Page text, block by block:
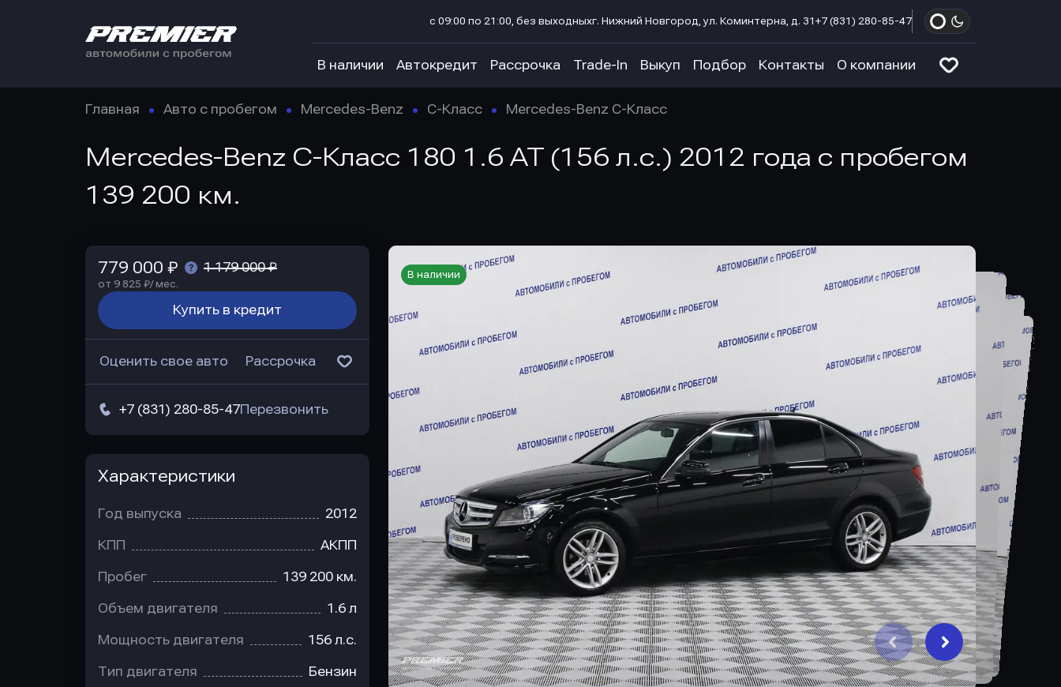
с 09:00 по 21:00, без выходныхг. Нижний Новгород, ул. Коминтерна, д. 31 +7 (831) 280-85-47
В наличии Автокредит Рассрочка Trade-In Выкуп Подбор Контакты О компании
Главная Авто с пробегом Mercedes-Benz C-Класс Mercedes-Benz C-Класс
Mercedes-Benz C-Класс 180 1.6 AT (156 л.с.) 2012 года с пробегом
139 200 км.
В наличии
779 000 ₽ 1 179 000 ₽
от 9 825 ₽/ мес.
Купить в кредит
Оценить свое авто Рассрочка
+7 (831) 280-85-47Перезвонить
Характеристики
Год выпуска 2012
КПП АКПП
Пробег 139 200 км.
Объем двигателя 1.6 л
Мощность двигателя 156 л.с.
Тип двигателя Бензин